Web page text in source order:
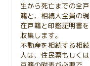
生から死亡までの全戸
籍と、相続人全員の現
在戸籍と印鑑証明書を
収集します。
不動産を相続する相続
人は、住民票もしくは